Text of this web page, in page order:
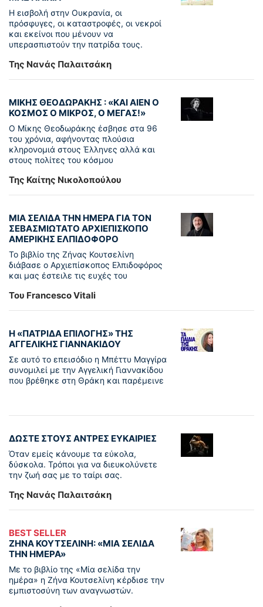
Η εισβολή στην Ουκρανία, οι
πρόσφυγες, οι καταστροφές, οι νεκροί
και εκείνοι που μένουν να
υπερασπιστούν την πατρίδα τους.
Της Νανάς Παλαιτσάκη
ΜΙΚΗΣ ΘΕΟΔΩΡΑΚΗΣ : «KAI ΑΙΕΝ Ο
ΚΟΣΜΟΣ Ο ΜΙΚΡΟΣ, Ο ΜΕΓΑΣ!»
Ο Μίκης Θεοδωράκης έσβησε στα 96
του χρόνια, αφήνοντας πλούσια
κληρονομιά στους Έλληνες αλλά και
στους πολίτες του κόσμου
Της Καίτης Νικολοπούλου
ΜΙΑ ΣΕΛΙΔΑ ΤΗΝ ΗΜΕΡΑ ΓΙΑ ΤΟΝ
ΣΕΒΑΣΜΙΩΤΑΤΟ ΑΡΧΙΕΠΙΣΚΟΠΟ
ΑΜΕΡΙΚΗΣ ΕΛΠΙΔΟΦΟΡΟ
Το βιβλίο της Ζήνας Κουτσελίνη
διάβασε ο Αρχιεπίσκοπος Ελπιδοφόρος
και μας έστειλε τις ευχές του
Του Francesco Vitali
Η «ΠΑΤΡΊΔΑ ΕΠΙΛΟΓΉΣ» ΤΗΣ
ΑΓΓΕΛΙΚΉΣ ΓΙΑΝΝΑΚΊΔΟΥ
Σε αυτό το επεισόδιο η Μπέττυ Μαγγίρα
συνομιλεί με την Αγγελική Γιαννακίδου
που βρέθηκε στη Θράκη και παρέμεινε
ΔΩΣΤΕ ΣΤΟΥΣ ΑΝΤΡΕΣ ΕΥΚΑΙΡΙΕΣ
Όταν εμείς κάνουμε τα εύκολα,
δύσκολα. Τρόποι για να διευκολύνετε
την ζωή σας με το ταίρι σας.
Της Νανάς Παλαιτσάκη
BEST SELLER
ΖΗΝΑ ΚΟΥΤΣΕΛΙΝΗ: «ΜΙΑ ΣΕΛΙΔΑ
ΤΗΝ ΗΜΕΡΑ»
Με το βιβλίο της «Μία σελίδα την
ημέρα» η Ζήνα Κουτσελίνη κέρδισε την
εμπιστοσύνη των αναγνωστών.